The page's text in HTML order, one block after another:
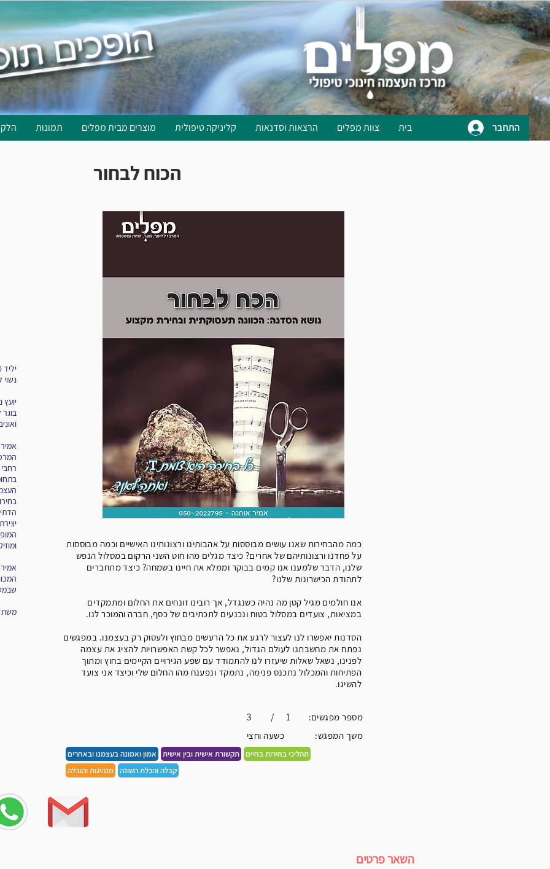
בית צוות מפלים הרצאות וסדנאות קליניקה טיפולית מוצרים מבית מפלים תמונות התחבר
הכוח לבחור
יליד 1980
יועץ
בוגר
כמה מהבחירות שאנו עושים מבוססות על אהבותינו ורצונותינו האישיים וכמה מבוססות
על פחדנו ורצונותיהם של אחרים? כיצד מגלים מהו חוט השני הרקום במסלול הנפש
שלנו, הדבר שלמענו אנו קמים בבוקר וממלא את חיינו בשמחה? כיצד מתחברים
לתהודת הכישרונות שלנו?
אנו חולמים מגיל קטן מה נהיה כשנגדל, אך רובינו זונחים את החלום ומתמקדים
במציאות, צועדים במסלול בטוח ונכנעים לתכתיבים של כסף, חברה והמוכר לנו.
הסדנות יאפשרו לנו לעצור לרגע את כל הרעשים מבחוץ ולעסוק רק בעצמנו. במפגשים
נפתח את מחשבתנו לעולם הגדול, נאפשר לכל קשת האפשרויות להציג את עצמה
לפנינו, נשאל שאלות שיעזרו לנו להתמודד עם שפע הגירויים הקיימים בחוץ ומתוך
הפתיחות והמכלול נתכנס פנימה, נתמקד ונפענח מהו החלום שלי וכיצד אני צועד
להשיגו.
3 / 1
:מספר מפגשים
כשעה וחצי
:משך המפגש
אמון ואמונה בעצמנו ובאחרים תקשורת אישית ובין אישית תהליכי בחירות בחיים
מנהיגות והובלה קבלה והכלת השונה
השאר פרטים